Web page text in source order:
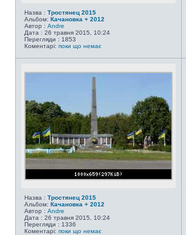
Назва : Тростянец 2015
Альбом: Качановка + 2012
Автор : Andre
Дата : 26 травня 2015, 10:24
Перегляди : 1853
Коментарі: поки що немає
Назва : Тростянец 2015
Альбом: Качановка + 2012
Автор : Andre
Дата : 26 травня 2015, 10:24
Перегляди : 1336
Коментарі: поки що немає